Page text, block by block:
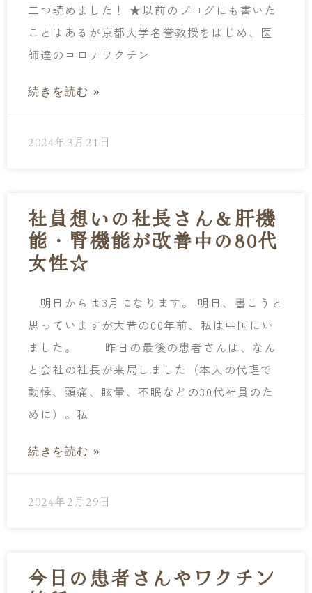
二つ読めました！ ★以前のブログにも書いた
ことはあるが京都大学名誉教授をはじめ、医
師達のコロナワクチン
続きを読む »
2024年3月21日
社員想いの社長さん＆肝機
能・腎機能が改善中の80代
女性☆
明日からは3月になります。 明日、書こうと
思っていますが大昔の00年前、私は中国にい
ました。 昨日の最後の患者さんは、なん
と会社の社長が来局しました（本人の代理で
動悸、頭痛、眩暈、不眠などの30代社員のた
めに）。私
続きを読む »
2024年2月29日
今日の患者さんやワクチン